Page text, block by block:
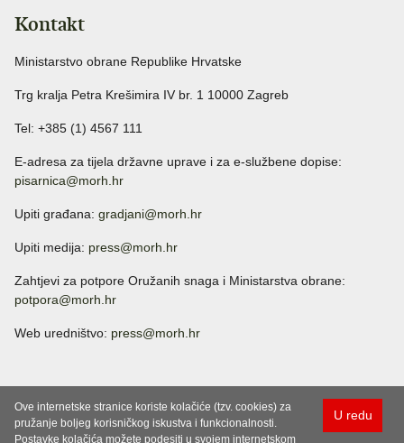
Kontakt
Ministarstvo obrane Republike Hrvatske
Trg kralja Petra Krešimira IV br. 1 10000 Zagreb
Tel: +385 (1) 4567 111
E-adresa za tijela državne uprave i za e-službene dopise:
pisarnica@morh.hr
Upiti građana: gradjani@morh.hr
Upiti medija: press@morh.hr
Zahtjevi za potpore Oružanih snaga i Ministarstva obrane:
potpora@morh.hr
Web uredništvo: press@morh.hr
U redu
Ove internetske stranice koriste kolačiće (tzv. cookies) za
pružanje boljeg korisničkog iskustva i funkcionalnosti.
Postavke kolačića možete podesiti u svojem internetskom